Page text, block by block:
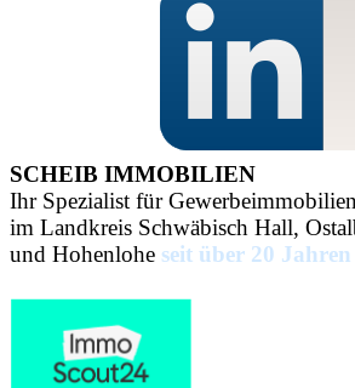
SCHEIB IMMOBILIEN
Ihr Spezialist für Gewerbeimmobilien
im Landkreis Schwäbisch Hall,
und Hohenlohe seit über 20 Jahren